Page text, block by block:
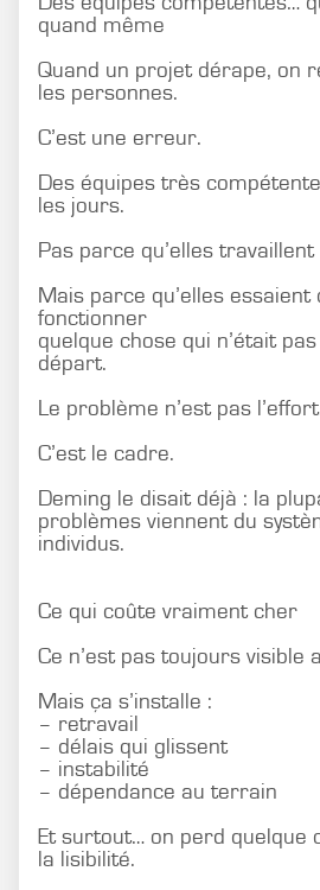
quand même
Quand un projet dérape, on
les personnes.
C’est une erreur.
Des équipes très
les jours.
Pas parce qu’elles travaillent
Mais parce qu’elles essaient
fonctionner
quelque chose qui n’était
départ.
Le problème n’est pas
C’est le cadre.
Deming le disait déjà : la
problèmes viennent du
individus.
Ce qui coûte vraiment cher
Ce n’est pas toujours visible
Mais ça s’installe :
– retravail
– délais qui glissent
– instabilité
– dépendance au terrain
Et surtout… on perd quelque
la lisibilité.